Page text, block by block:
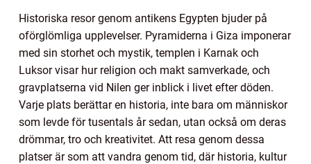
Historiska resor genom antikens Egypten bjuder på
oförglömliga upplevelser. Pyramiderna i Giza imponerar
med sin storhet och mystik, templen i Karnak och
Luksor visar hur religion och makt samverkade, och
gravplatserna vid Nilen ger inblick i livet efter döden.
Varje plats berättar en historia, inte bara om människor
som levde för tusentals år sedan, utan också om deras
drömmar, tro och kreativitet. Att resa genom dessa
platser är som att vandra genom tid, där historia, kultur